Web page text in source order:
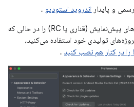
و پایدار اندروید استودیو .
اگر می‌خواهید یکی از کانال‌های پیش‌نمایش (قناری یا RC) را در حالی که
تولیدی خود استفاده می‌کنید،
را در کنار هم نصب کنید .